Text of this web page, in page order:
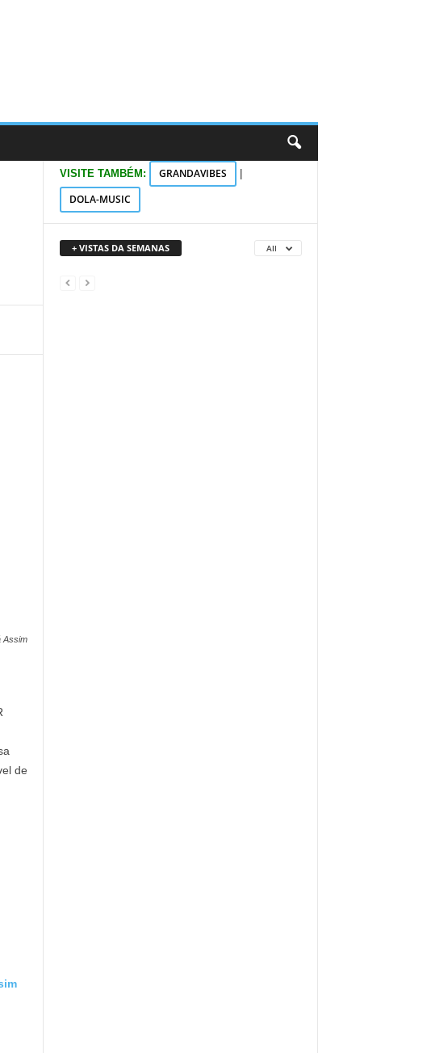
Assim
de
VISITE TAMBÉM: GRANDAVIBES
DOLA-MUSIC
+ VISTAS DA SEMANAS All